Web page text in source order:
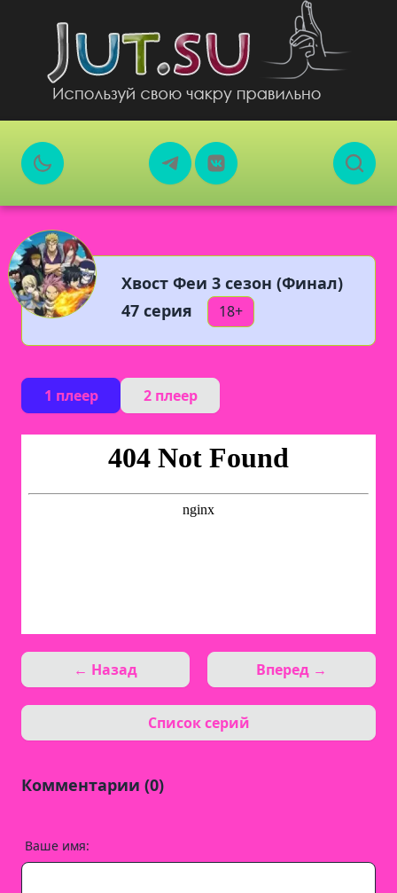
Хвост Феи 3 сезон (Финал)
47 серия
18+
1 плеер 2 плеер
← Назад
Список серий
Вперед →
Комментарии (0)
Ваше имя: